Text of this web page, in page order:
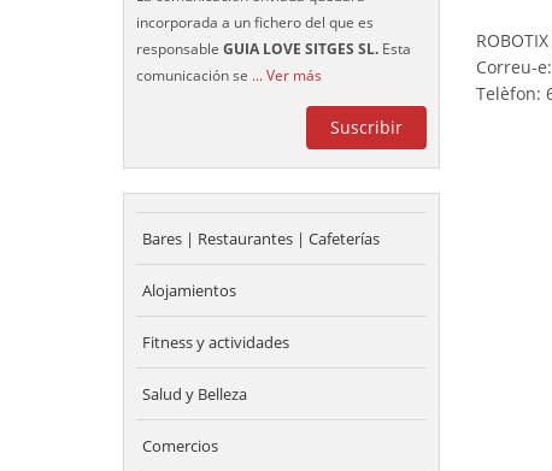
incorporada a un fichero del que es
responsable GUIA LOVE SITGES SL. Esta
comunicación se ... Ver más
Bares | Restaurantes | Cafeterías
Alojamientos
Fitness y actividades
Salud y Belleza
Comercios
Correu-
Telèfon: